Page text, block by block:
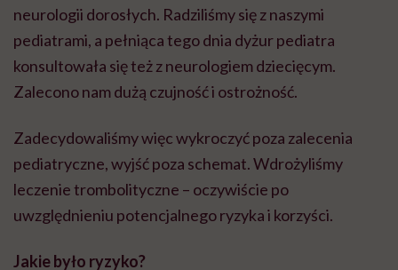
neurologii dorosłych. Radziliśmy się z naszymi
pediatrami, a pełniąca tego dnia dyżur pediatra
konsultowała się też z neurologiem dziecięcym.
Zalecono nam dużą czujność i ostrożność.
Zadecydowaliśmy więc wykroczyć poza zalecenia
pediatryczne, wyjść poza schemat. Wdrożyliśmy
leczenie trombolityczne – oczywiście po
uwzględnieniu potencjalnego ryzyka i korzyści.
Jakie było ryzyko?